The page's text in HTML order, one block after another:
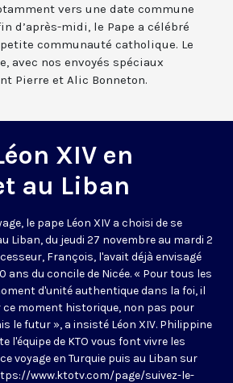
vers une date commune
d’après-midi, le Pape a célébré
communauté catholique. Le
avec nos envoyés spéciaux
Pierre et Alic Bonneton.
XIV en
au Liban
le pape Léon XIV a choisi de se
Liban, du jeudi 27 novembre au mardi 2
François, l'avait déjà envisagé
ans du concile de Nicée. « Pour tous les
d'unité authentique dans la foi, il
moment historique, non pas pour
le futur », a insisté Léon XIV. Philippine
l'équipe de KTO vous font vivre les
voyage en Turquie puis au Liban sur
www.ktotv.com/page/suivez-le-